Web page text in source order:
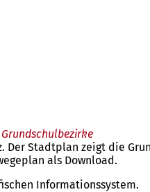
Der Stadtplan zeigt die
als Download.
Informationssystem.